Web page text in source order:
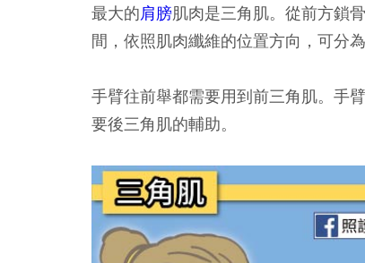
最大的肩膀肌肉是三角肌。從前方鎖
間，依照肌肉纖維的位置方向，可分
手臂往前舉都需要用到前三角肌。手
要後三角肌的輔助。